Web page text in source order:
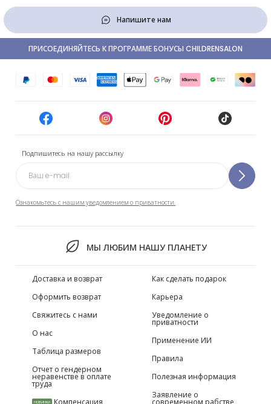
Напишите нам
Подпишитесь на нашу рассылку
Ознакомьтесь с нашим уведомлением о приватности.
МЫ ЛЮБИМ НАШУ ПЛАНЕТУ
ПРИСОЕДИНЯЙТЕСЬ К ПРОГРАММЕ БОНУСЫ CHILDRENSALON
Доставка и возврат
Оформить возврат
Свяжитесь с нами
О нас
Таблица размеров
Отчет о гендерном
неравенстве в оплате
труда
НОВИНКИ Компенсация
Как сделать подарок
Карьера
Уведомление о
приватности
Применение ИИ
Правила
Полезная информация
Заявление о
современном рабстве